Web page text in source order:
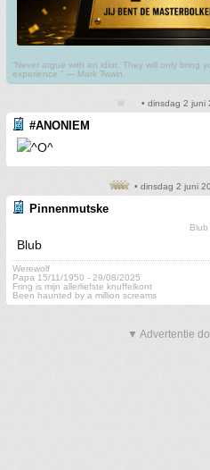
“Never argue with an idiot. They will only bring
experience.” ― Mark Twain.
• dinsdag 2 juni
#ANONIEM
• dinsdag 2 juni
Pinnenmutske
Blub
Blub
Werewolf
Papa 15/11/1950 - 29/08/2025
Fring is mijn allerliefste knuffelkont
Been haunted by a million screams
▼ Advertentie